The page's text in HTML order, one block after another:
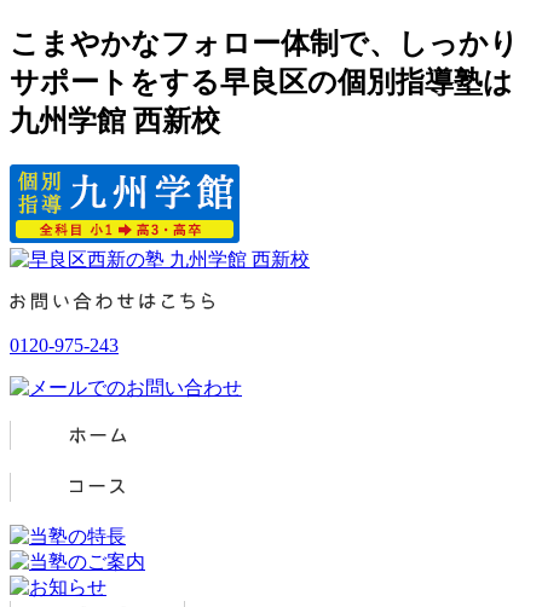
こまやかなフォロー体制で、しっかり
サポートをする早良区の個別指導塾は
九州学館 西新校
0120-975-243